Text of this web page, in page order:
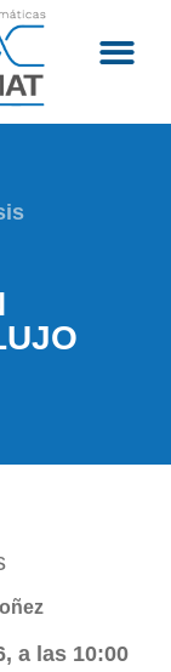
a las 10:00